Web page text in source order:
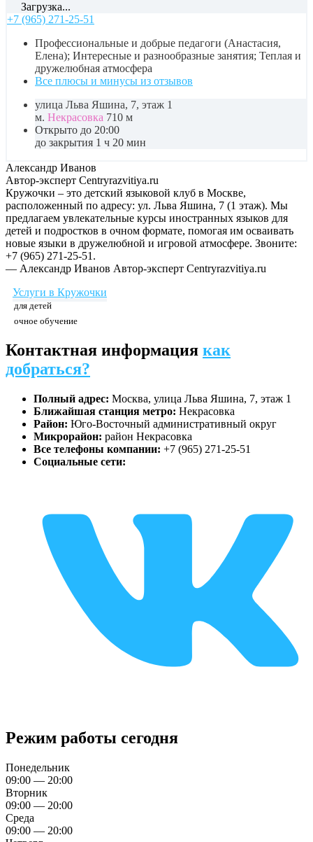
Загрузка...
+7 (965) 271-25-51
Профессиональные и добрые педагоги (Анастасия,
Елена); Интересные и разнообразные занятия; Теплая и
дружелюбная атмосфера
Все плюсы и минусы из отзывов
улица Льва Яшина, 7, этаж 1
м. Некрасовка 710 м
Открыто до 20:00
до закрытия 1 ч 20 мин
Александр Иванов
Автор-эксперт Centryrazvitiya.ru
Кружочки – это детский языковой клуб в Москве,
расположенный по адресу: ул. Льва Яшина, 7 (1 этаж). Мы
предлагаем увлекательные курсы иностранных языков для
детей и подростков в очном формате, помогая им осваивать
новые языки в дружелюбной и игровой атмосфере. Звоните:
+7 (965) 271-25-51.
— Александр Иванов Автор-эксперт Centryrazvitiya.ru
Услуги в Кружочки
для детей
очное обучение
Контактная информация как
добраться?
Полный адрес: Москва, улица Льва Яшина, 7, этаж 1
Ближайшая станция метро: Некрасовка
Район: Юго-Восточный административный округ
Микрорайон: район Некрасовка
Все телефоны компании: +7 (965) 271-25-51
Социальные сети:
Режим работы сегодня
Понедельник
09:00 — 20:00
Вторник
09:00 — 20:00
Среда
09:00 — 20:00